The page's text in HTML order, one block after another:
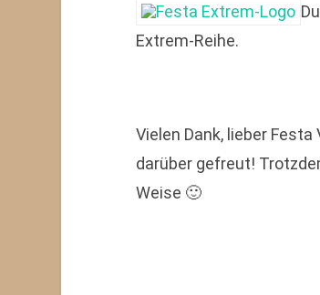
Extrem-Reihe.
Vielen Dank, lieber
darüber gefreut!
Weise 🙂